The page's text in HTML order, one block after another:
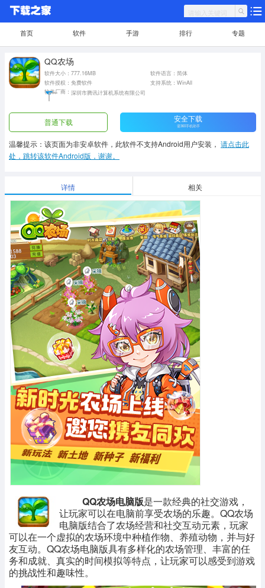
首页 软件 手游 排行 专题
QQ农场
软件大小：777.16MB
软件语言：简体
软件授权：免费软件
支持系统：WinAll
软件厂商： 深圳市腾讯计算机系统有限公司
普通下载 安全下载
需360手机助手
温馨提示：该页面为非安卓软件，此软件不支持Android用户安装， 请点击此
处，跳转该软件Android版，谢谢。
详情 相关
QQ农场电脑版是一款经典的社交游戏，
让玩家可以在电脑前享受农场的乐趣。QQ农场
电脑版结合了农场经营和社交互动元素，玩家
可以在一个虚拟的农场环境中种植作物、养殖动物，并与好
友互动。QQ农场电脑版具有多样化的农场管理、丰富的任
务和成就、真实的时间模拟等特点，让玩家可以感受到游戏
的挑战性和趣味性。